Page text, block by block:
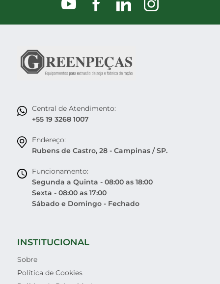
Central de Atendimento:
+55 19 3268 1007
Endereço:
Rubens de Castro, 28 - Campinas / SP.
Funcionamento:
Segunda a Quinta - 08:00 as 18:00
Sexta - 08:00 as 17:00
Sábado e Domingo - Fechado
INSTITUCIONAL
Sobre
Política de Cookies